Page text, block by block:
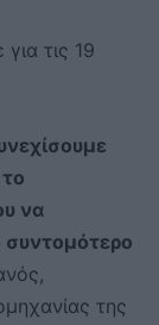
τις 19
να
συντομότερο
της